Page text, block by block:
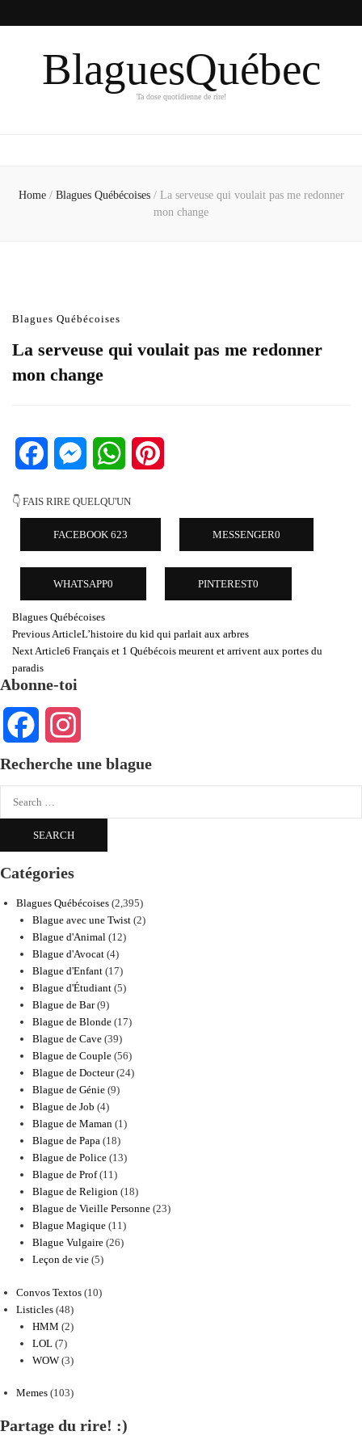
BlaguesQuébec
Ta dose quotidienne de rire!
Home / Blagues Québécoises / La serveuse qui voulait pas me redonner
mon change
Blagues Québécoises
La serveuse qui voulait pas me redonner
mon change
👇 FAIS RIRE QUELQU'UN
FACEBOOK 623 MESSENGER0
WHATSAPP0 PINTEREST0
Blagues Québécoises
Post
Navigation
Previous ArticleL’histoire du kid qui parlait aux arbres
Next Article6 Français et 1 Québécois meurent et arrivent aux portes du
paradis
Abonne-toi
FacebookInstagram
Recherche une blague
Catégories
Blagues Québécoises (2,395)
Blague avec une Twist (2)
Blague d'Animal (12)
Blague d'Avocat (4)
Blague d'Enfant (17)
Blague d'Étudiant (5)
Blague de Bar(9)
Blague de Blonde (17)
Blague de Cave (39)
Blague de Couple (56)
Blague de Docteur(24)
Blague de Génie (9)
Blague de Job (4)
Blague de Maman (1)
Blague de Papa (18)
Blague de Police (13)
Blague de Prof(11)
Blague de Religion (18)
Blague de Vieille Personne (23)
Blague Magique (11)
Blague Vulgaire (26)
Leçon de vie (5)
Convos Textos (10)
Listicles (48)
HMM (2)
LOL (7)
WOW (3)
Memes (103)
Partage du rire! :)